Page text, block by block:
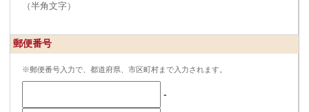
（半角文字）
郵便番号
※郵便番号入力で、都道府県、市区町村まで入力されます。
-